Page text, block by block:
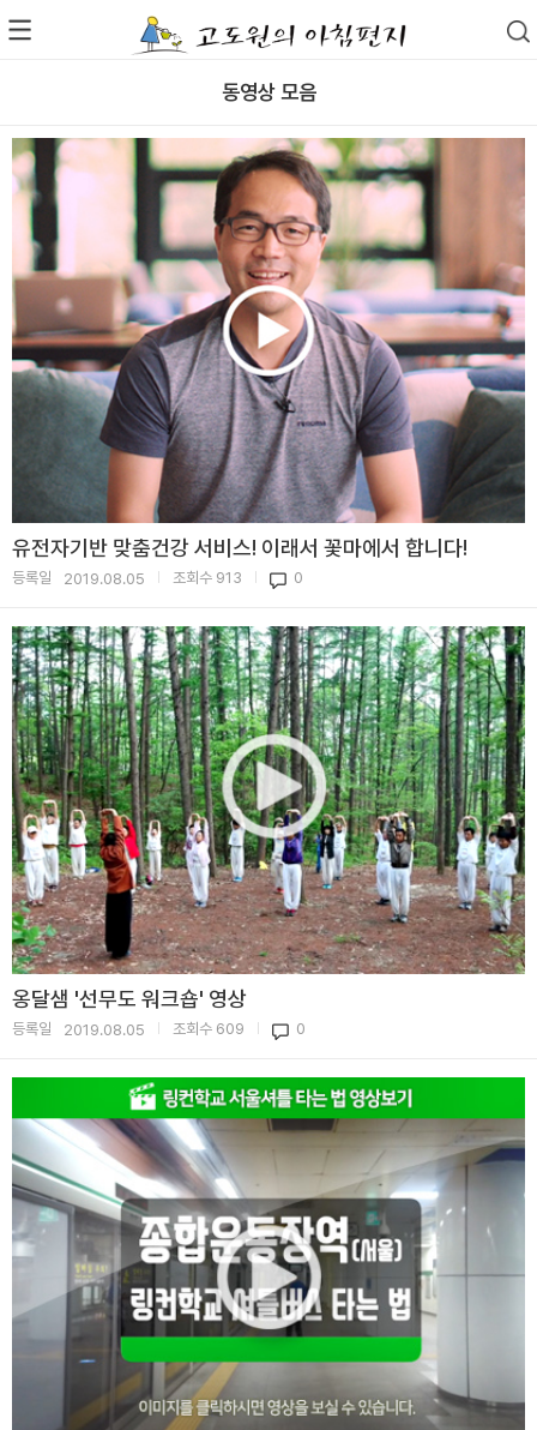
동영상 모음
유전자기반 맞춤건강 서비스! 이래서 꽃마에서 합니다!
등록일 2019.08.05 조회수 913 0
옹달샘 '선무도 워크숍' 영상
등록일 2019.08.05 조회수 609 0